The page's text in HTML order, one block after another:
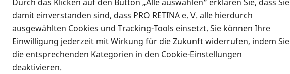
Durch das Klicken auf den Button „Alle auswählen“ erklären Sie, dass Sie
damit einverstanden sind, dass PRO RETINA e. V. alle hierdurch
ausgewählten Cookies und Tracking-Tools einsetzt. Sie können Ihre
Einwilligung jederzeit mit Wirkung für die Zukunft widerrufen, indem Sie
die entsprechenden Kategorien in den Cookie-Einstellungen
deaktivieren.